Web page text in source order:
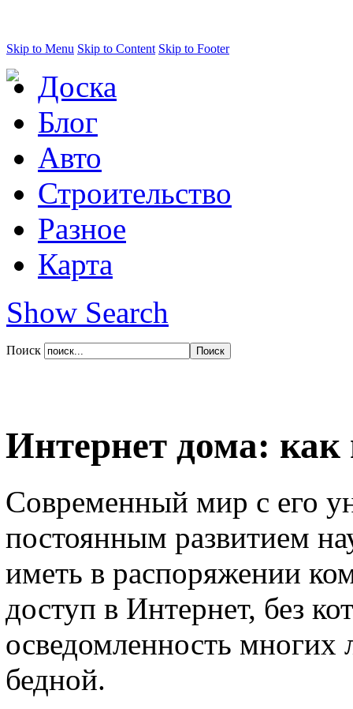
Skip to Menu Skip to Content Skip to Footer
Доска
Блог
Авто
Строительство
Разное
Карта
Show Search
Поиск
Интернет дома:
Современный мир с его
постоянным развитием
иметь в распоряжении
доступ в Интернет, без
осведомленность многих
бедной.